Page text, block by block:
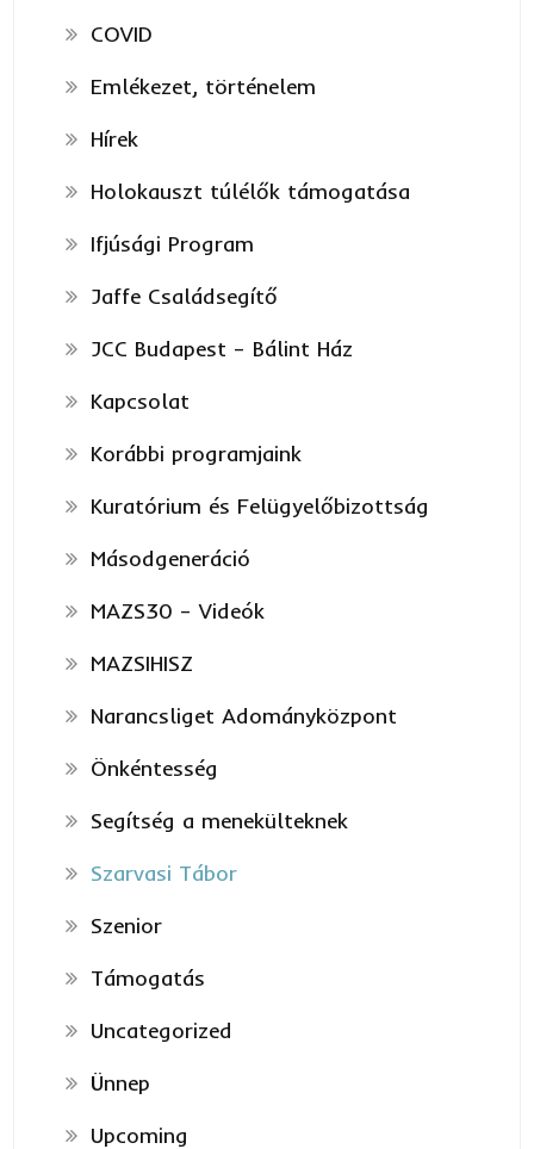
COVID
Emlékezet, történelem
Hírek
Holokauszt túlélők támogatása
Ifjúsági Program
Jaffe Családsegítő
JCC Budapest – Bálint Ház
Kapcsolat
Korábbi programjaink
Kuratórium és Felügyelőbizottság
Másodgeneráció
MAZS30 – Videók
MAZSIHISZ
Narancsliget Adományközpont
Önkéntesség
Segítség a menekülteknek
Szarvasi Tábor
Szenior
Támogatás
Uncategorized
Ünnep
Upcoming